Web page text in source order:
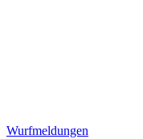
Wurfmeldungen